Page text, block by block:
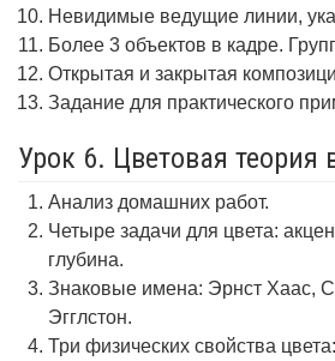
Невидимые ведущие линии,
Более 3 объектов в кадре.
Открытая и закрытая
Задание для практического
Урок 6. Цветовая теория
Анализ домашних работ.
Четыре задачи для цвета:
глубина.
Знаковые имена: Эрнст Хаас,
Эгглстон.
Три физических свойства